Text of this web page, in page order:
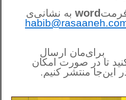
word به نشانی‌ی
برای‌مان ارسال
تا در صورت امکان
این‌جامنتشر کنیم.